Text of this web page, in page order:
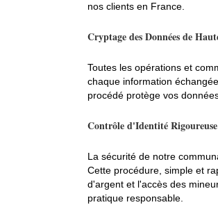
nos clients en France.
Cryptage des Données de
Toutes les opérations et
chaque information
procédé protège vos
Contrôle d'Identité
La sécurité de notre
Cette procédure, simple et
d'argent et l'accès des
pratique responsable.